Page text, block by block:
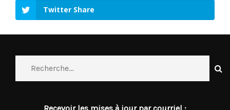
Twitter Share